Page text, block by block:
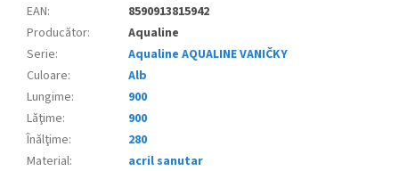
EAN:
8590913815942
Producător:
Aqualine
Serie:
Aqualine AQUALINE VANIČKY
Culoare:
Alb
Lungime:
900
Lăţime:
900
Înălţime:
280
Material:
acril sanutar